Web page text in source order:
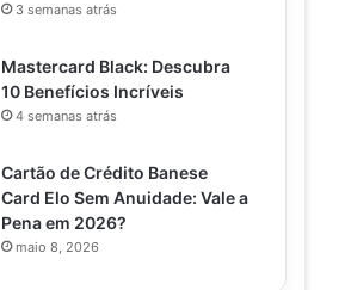
3 semanas atrás
Mastercard Black: Descubra
10 Benefícios Incríveis
4 semanas atrás
Cartão de Crédito Banese
Card Elo Sem Anuidade: Vale a
Pena em 2026?
maio 8, 2026